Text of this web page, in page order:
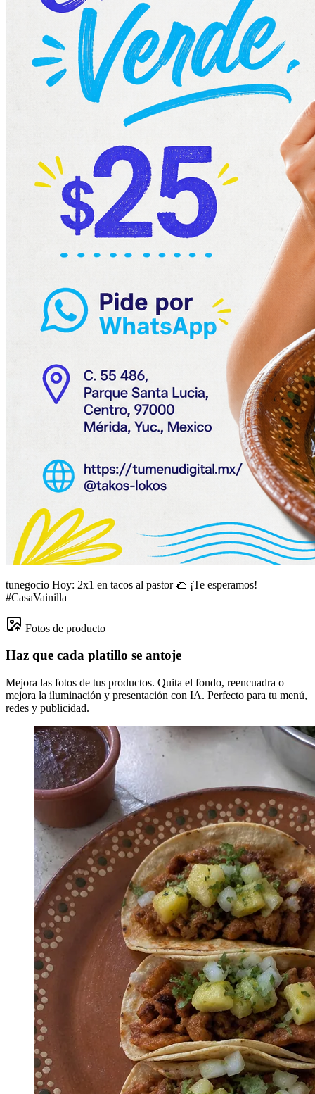
tunegocio Hoy: 2x1 en tacos al pastor 🌮 ¡Te esperamos!
#CasaVainilla
Fotos de producto
Haz que cada platillo se antoje
Mejora las fotos de tus productos. Quita el fondo, reencuadra o
mejora la iluminación y presentación con IA. Perfecto para tu menú,
redes y publicidad.